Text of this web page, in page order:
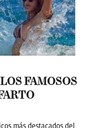
FAMOSOS
más destacados del